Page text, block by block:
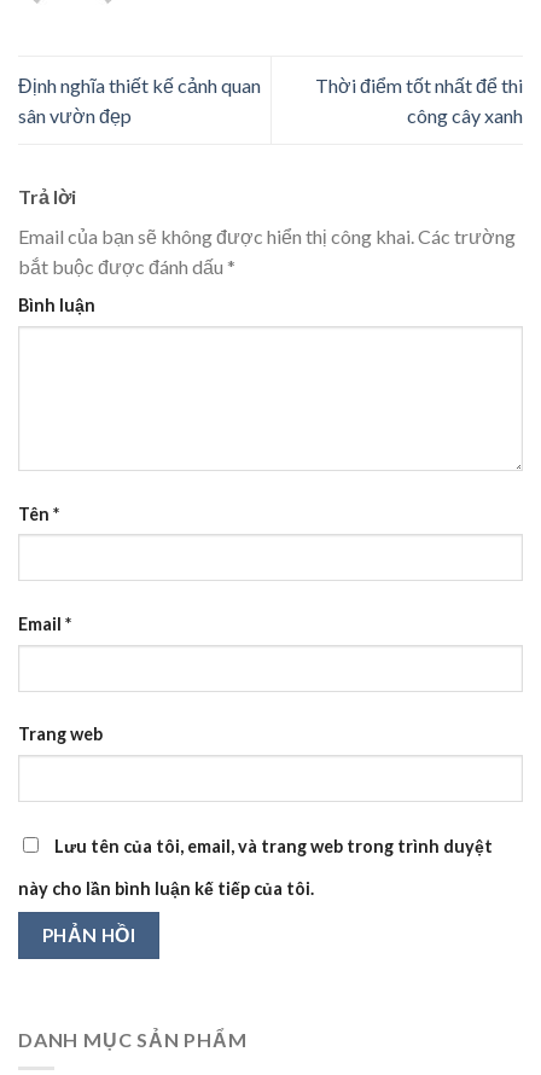
Định nghĩa thiết kế cảnh quan
sân vườn đẹp
Thời điểm tốt nhất để thi
công cây xanh
Trả lời
Email của bạn sẽ không được hiển thị công khai.Các trường
bắt buộc được đánh dấu *
Bình luận
Tên *
Email *
Trang web
Lưu tên của tôi, email, và trang web trong trình duyệt
này cho lần bình luận kế tiếp của tôi.
DANH MỤC SẢN PHẨM